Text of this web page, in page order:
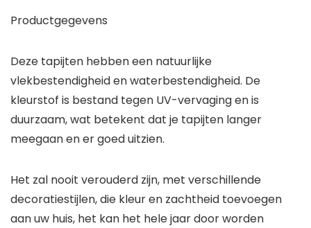
Productgegevens
Deze tapijten hebben een natuurlijke
vlekbestendigheid en waterbestendigheid. De
kleurstof is bestand tegen UV-vervaging en is
duurzaam, wat betekent dat je tapijten langer
meegaan en er goed uitzien.
Het zal nooit verouderd zijn, met verschillende
decoratiestijlen, die kleur en zachtheid toevoegen
aan uw huis, het kan het hele jaar door worden